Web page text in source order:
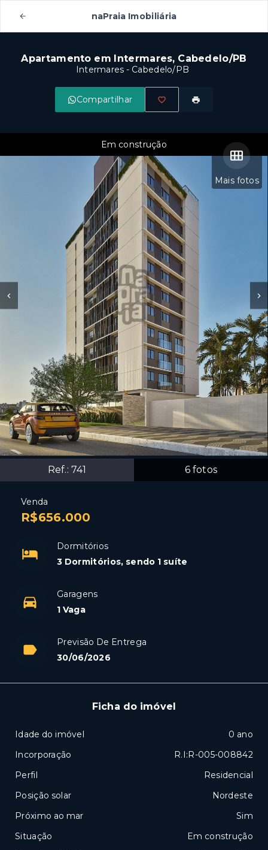
naPraia Imobiliária
Apartamento em Intermares, Cabedelo/PB
Intermares - Cabedelo/PB
Compartilhar
Mais fotos
Ref.: 741 6 fotos
Em construção
Venda
R$656.000
Dormitórios
3 Dormitórios, sendo 1 suíte
Garagens
1 Vaga
Previsão De Entrega
30/06/2026
Ficha do imóvel
Idade do imóvel
0 ano
Incorporação
R.I:R-005-008842
Perfil
Residencial
Posição solar
Nordeste
Próximo ao mar
Sim
Situação
Em construção